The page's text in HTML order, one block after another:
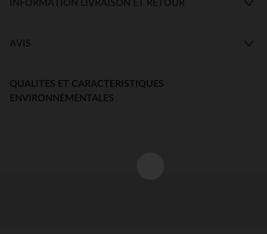
INFORMATION LIVRAISON ET RETOUR
AVIS
QUALITES ET CARACTERISTIQUES
ENVIRONNEMENTALES